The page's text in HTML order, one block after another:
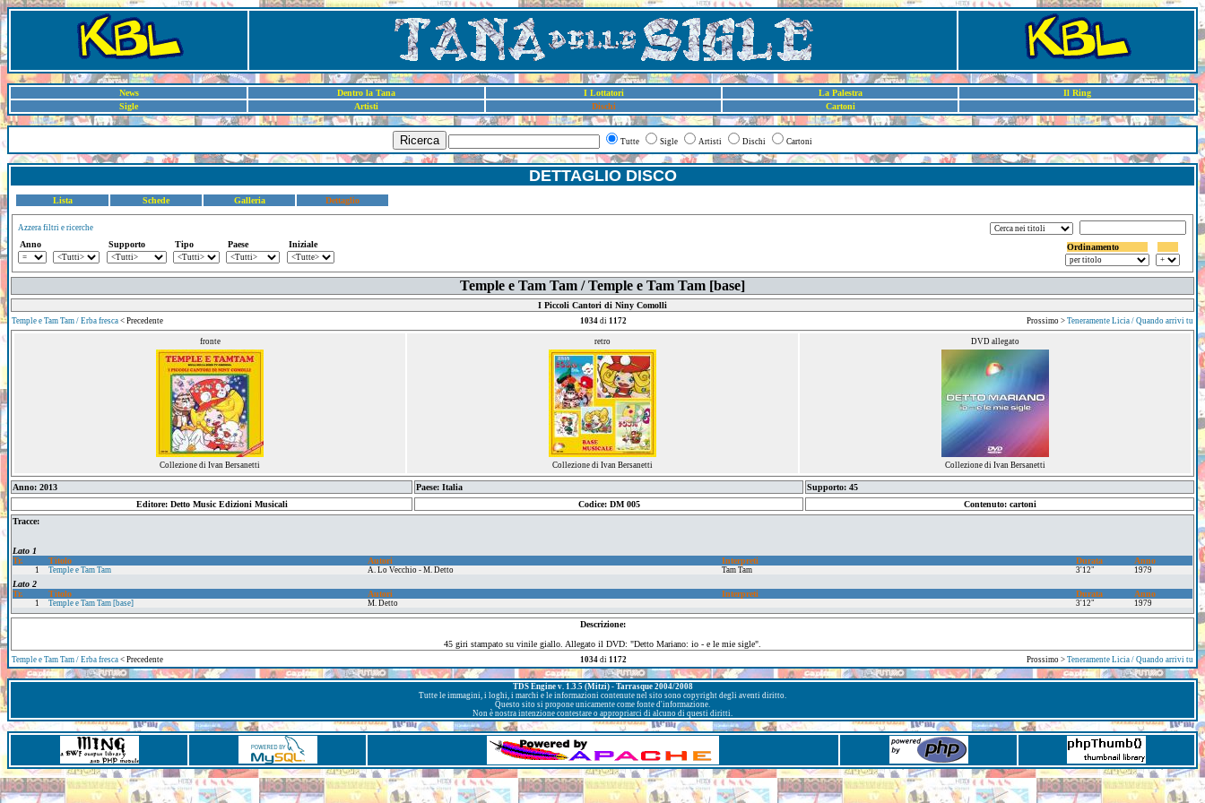
News Dentro la Tana I Lottatori La Palestra
Il Ring
Sigle
Artisti Dischi Cartoni
Ricerca Tutte Sigle Artisti Dischi Cartoni
DETTAGLIO DISCO
Lista Schede Galleria Dettaglio
Azzera filtri e ricerche
Anno Supporto Tipo Paese Iniziale Ordinamento
Temple e Tam Tam / Temple e Tam Tam [base]
I Piccoli Cantori di Niny Comolli
Temple e Tam Tam / Erba fresca < Precedente 1034di 1172 Prossimo > Teneramente Licia / Quando arrivi tu
fronte
Collezione di Ivan Bersanetti
retro
Collezione di Ivan Bersanetti
DVD allegato
Collezione di Ivan Bersanetti
Anno: 2013 Paese: Italia
Supporto: 45
Editore: Detto Music Edizioni Musicali
Codice: DM 005
Contenuto: cartoni
Tracce:
Lato 1
Tr.
Titolo Autori Interpreti Durata Anno
1 Temple e Tam Tam A. Lo Vecchio - M. Detto Tam Tam 3'12" 1979
Lato 2
Tr.
Titolo Autori Interpreti Durata Anno
1 Temple e Tam Tam [base] M. Detto 3'12" 1979
Descrizione:
45 giri stampato su vinile giallo. Allegato il DVD: "Detto Mariano: io - e le mie sigle".
Temple e Tam Tam / Erba fresca < Precedente 1034di 1172 Prossimo > Teneramente Licia / Quando arrivi tu
TDS Engine v. 1.3.5 (Mitzi) - Tarrasque 2004/2008
Tutte le immagini, i loghi, i marchi e le informazioni contenute nel sito sono copyright degli aventi diritto.
Questo sito si propone unicamente come fonte d'informazione.
Non è nostra intenzione contestare o appropriarci di alcuno di questi diritti.